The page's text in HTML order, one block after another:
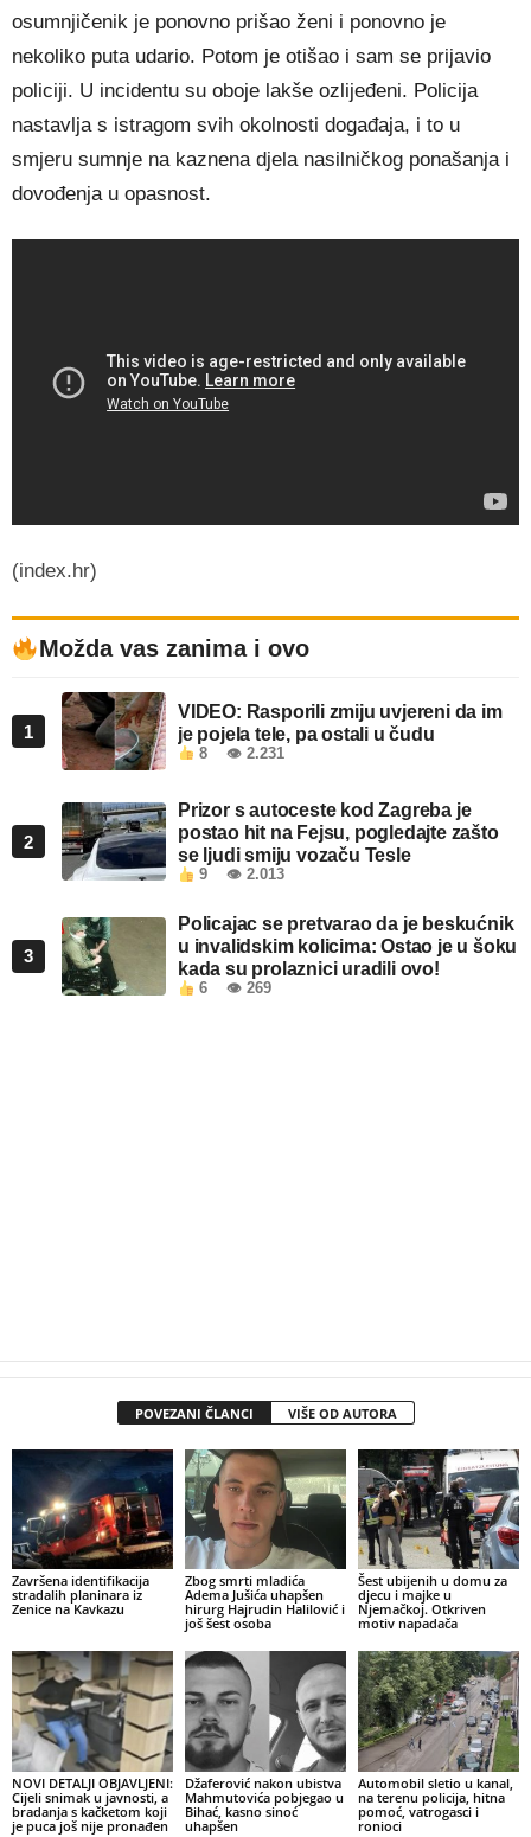
osumnjičenik je ponovno prišao ženi i ponovno je
nekoliko puta udario. Potom je otišao i sam se prijavio
policiji. U incidentu su oboje lakše ozlijeđeni. Policija
nastavlja s istragom svih okolnosti događaja, i to u
smjeru sumnje na kaznena djela nasilničkog ponašanja i
dovođenja u opasnost.
(index.hr)
Možda vas zanima i ovo
1
VIDEO: Rasporili zmiju uvjereni da im
je pojela tele, pa ostali u čudu
8 👁 2.231
2
Prizor s autoceste kod Zagreba je
postao hit na Fejsu, pogledajte zašto
se ljudi smiju vozaču Tesle
9 👁 2.013
3
Policajac se pretvarao da je beskućnik
u invalidskim kolicima: Ostao je u šoku
kada su prolaznici uradili ovo!
6 👁 269
POVEZANI ČLANCI VIŠE OD AUTORA
Završena identifikacija
stradalih planinara iz
Zenice na Kavkazu
Zbog smrti mladića
Adema Jušića uhapšen
hirurg Hajrudin Halilović i
još šest osoba
Šest ubijenih u domu za
djecu i majke u
Njemačkoj. Otkriven
motiv napadača
NOVI DETALJI OBJAVLJENI:
Cijeli snimak u javnosti, a
bradanja s kačketom koji
je puca još nije pronađen
Džaferović nakon ubistva
Mahmutovića pobjegao u
Bihać, kasno sinoć
uhapšen
Automobil sletio u kanal,
na terenu policija, hitna
pomoć, vatrogasci i
ronioci